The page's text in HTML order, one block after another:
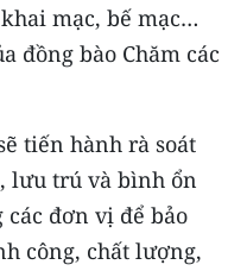
mạc, bế mạc…
đồng bào Chăm các
tiến hành rà soát
lưu trú và bình ổn
đơn vị để bảo
công, chất lượng,